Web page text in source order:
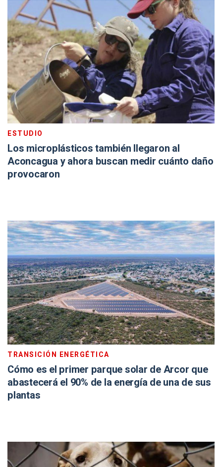
ESTUDIO
Los microplásticos también llegaron al
Aconcagua y ahora buscan medir cuánto daño
provocaron
TRANSICIÓN ENERGÉTICA
Cómo es el primer parque solar de Arcor que
abastecerá el 90% de la energía de una de sus
plantas